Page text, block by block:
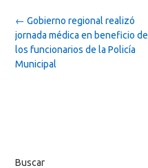
Post
navigation
← Gobierno regional realizó
jornada médica en beneficio de
los funcionarios de la Policía
Municipal
Buscar